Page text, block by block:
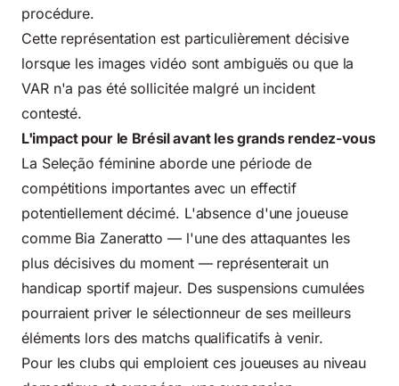
procédure.
Cette représentation est particulièrement décisive
lorsque les images vidéo sont ambiguës ou que la
VAR n'a pas été sollicitée malgré un incident
contesté.
L'impact pour le Brésil avant les grands rendez-vous
La Seleção féminine aborde une période de
compétitions importantes avec un effectif
potentiellement décimé. L'absence d'une joueuse
comme Bia Zaneratto — l'une des attaquantes les
plus décisives du moment — représenterait un
handicap sportif majeur. Des suspensions cumulées
pourraient priver le sélectionneur de ses meilleurs
éléments lors des matchs qualificatifs à venir.
Pour les clubs qui emploient ces joueuses au niveau